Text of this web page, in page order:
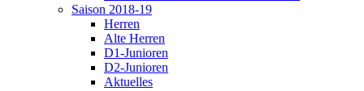
Saison 2018-19
Herren
Alte Herren
D1-Junioren
D2-Junioren
Aktuelles